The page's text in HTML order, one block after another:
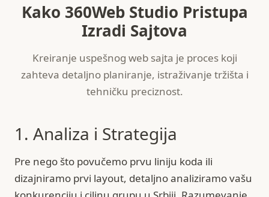
Kako 360Web Studio Pristupa
Izradi Sajtova
Kreiranje uspešnog web sajta je proces koji
zahteva detaljno planiranje, istraživanje tržišta i
tehničku preciznost.
1. Analiza i Strategija
Pre nego što povučemo prvu liniju koda ili
dizajniramo prvi layout, detaljno analiziramo vašu